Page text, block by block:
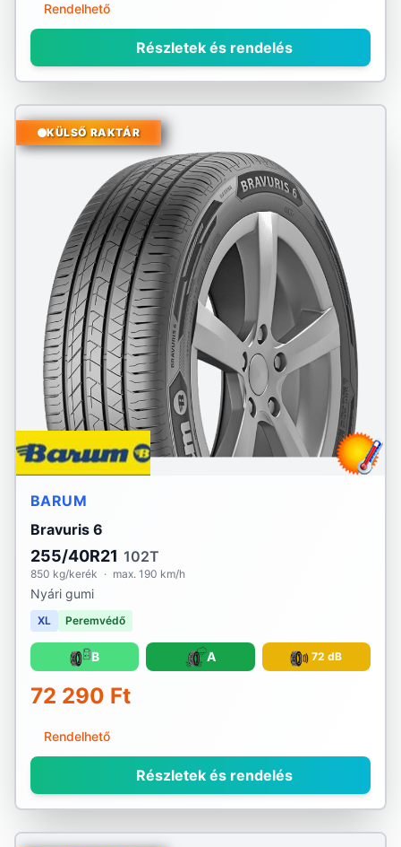
Rendelhető
Részletek és rendelés
KÜLSŐ RAKTÁR
BARUM
Bravuris 6
255/40R21 102T
850 kg/kerék · max. 190 km/h
Nyári gumi
XL Peremvédő
B A 72 dB
72 290 Ft
Rendelhető
Részletek és rendelés